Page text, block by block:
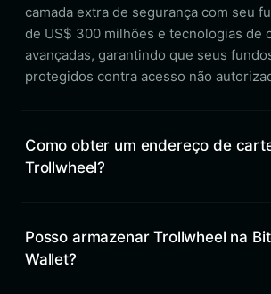
camada extra de segurança com seu
de US$ 300 milhões e tecnologias de
avançadas, garantindo que seus
protegidos contra acesso não
Como obter um endereço de
Trollwheel?
Posso armazenar Trollwheel na
Wallet?